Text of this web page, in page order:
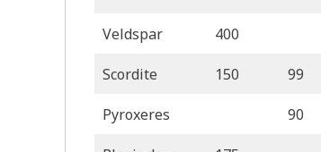
Veldspar 400
Scordite 150 99
Pyroxeres 90